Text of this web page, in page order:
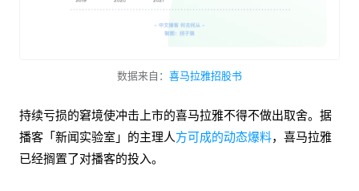
数据来自： 喜马拉雅招股书
持续亏损的窘境使冲击上市的喜马拉雅不得不做出取舍。据
播客「新闻实验室」的主理人方可成的动态爆料，喜马拉雅
已经搁置了对播客的投入。